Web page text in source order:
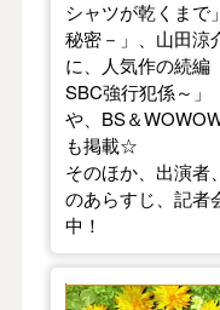
シャツが乾くまで
秘密－」、山田涼
に、人気作の続編
SBC強行犯係～」
や、BS＆
も掲載☆
そのほか、出演者
のあらすじ、記者
中！
【2026年春】